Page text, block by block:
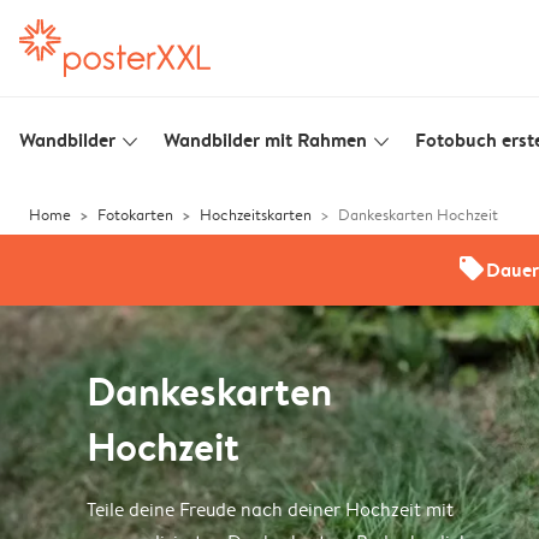
Wandbilder slim_arrow_down Wandbilder mit Rahmen slim_arrow_down Fotobuch
Home Fotokarten Hochzeitskarten Dankeskarten Hochzeit
offers
Dankeskarten
Hochzeit
Teile deine Freude nach deiner Hochzeit mit